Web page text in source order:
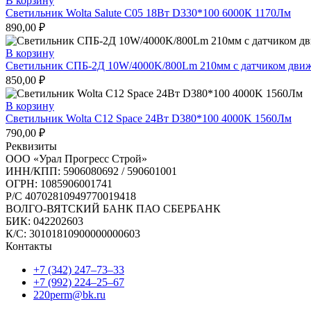
Светильник Wolta Salute C05 18Вт D330*100 6000К 1170Лм
890,00 ₽
В корзину
Светильник СПБ-2Д 10W/4000K/800Lm 210мм с датчиком
850,00 ₽
В корзину
Светильник Wolta C12 Space 24Вт D380*100 4000K 1560Лм
790,00 ₽
Реквизиты
ООО «Урал Прогресс Строй»
ИНН/КПП: 5906080692 / 590601001
ОГРН: 1085906001741
Р/C 40702810949770019418
ВОЛГО-ВЯТСКИЙ БАНК ПАО СБЕРБАНК
БИК: 042202603
К/С: 30101810900000000603
Контакты
+7 (342) 247‒73‒33
+7 (992) 224‒25‒67
220perm@bk.ru